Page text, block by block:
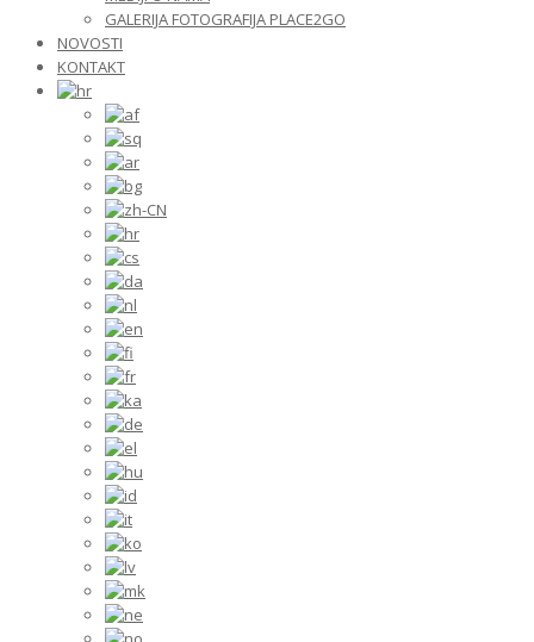
GALERIJA FOTOGRAFIJA PLACE2GO
NOVOSTI
KONTAKT